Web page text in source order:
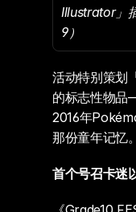
Illustrator」
9）
活动特别策划
的标志性物品
2016年
那份童年记忆。
首个号召卡迷